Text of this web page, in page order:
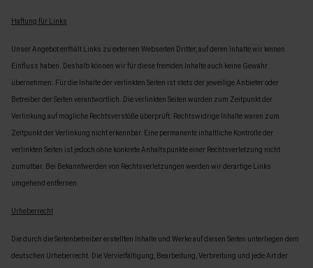
Haftung für Links
Unser Angebot enthält Links zu externen Webseiten Dritter, auf deren Inhalte wir keinen
Einfluss haben. Deshalb können wir für diese fremden Inhalte auch keine Gewähr
übernehmen. Für die Inhalte der verlinkten Seiten ist stets der jeweilige Anbieter oder
Betreiber der Seiten verantwortlich. Die verlinkten Seiten wurden zum Zeitpunkt der
Verlinkung auf mögliche Rechtsverstöße überprüft. Rechtswidrige Inhalte waren zum
Zeitpunkt der Verlinkung nicht erkennbar. Eine permanente inhaltliche Kontrolle der
verlinkten Seiten ist jedoch ohne konkrete Anhaltspunkte einer Rechtsverletzung nicht
zumutbar. Bei Bekanntwerden von Rechtsverletzungen werden wir derartige Links
umgehend entfernen.
Urheberrecht
Die durch die Seitenbetreiber erstellten Inhalte und Werke auf diesen Seiten unterliegen dem
deutschen Urheberrecht. Die Vervielfältigung, Bearbeitung, Verbreitung und jede Art der